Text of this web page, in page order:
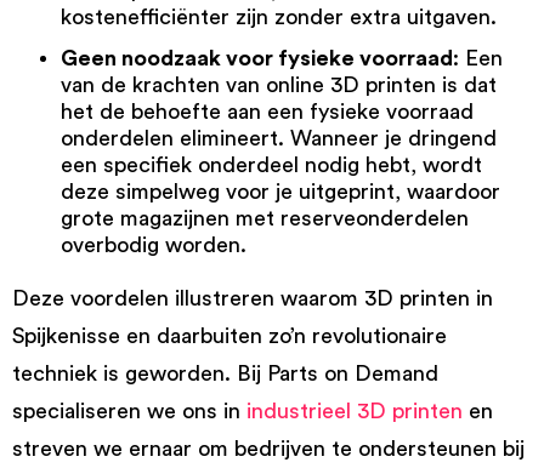
kostenefficiënter zijn zonder extra uitgaven.
Geen noodzaak voor fysieke voorraad : Een
van de krachten van online 3D printen is dat
het de behoefte aan een fysieke voorraad
onderdelen elimineert. Wanneer je dringend
een specifiek onderdeel nodig hebt, wordt
deze simpelweg voor je uitgeprint, waardoor
grote magazijnen met reserveonderdelen
overbodig worden.
Deze voordelen illustreren waarom 3D printen in
Spijkenisse en daarbuiten zo’n revolutionaire
techniek is geworden. Bij Parts on Demand
specialiseren we ons in industrieel 3D printen en
streven we ernaar om bedrijven te ondersteunen bij